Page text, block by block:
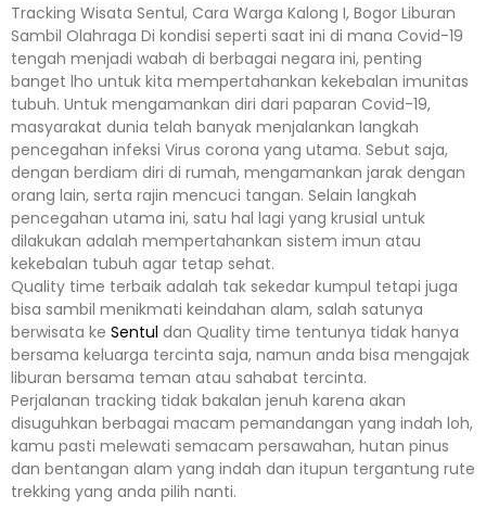
Tracking Wisata Sentul, Cara Warga Kalong I, Bogor Liburan
Sambil Olahraga Di kondisi seperti saat ini di mana Covid-19
tengah menjadi wabah di berbagai negara ini, penting
banget lho untuk kita mempertahankan kekebalan imunitas
tubuh. Untuk mengamankan diri dari paparan Covid-19,
masyarakat dunia telah banyak menjalankan langkah
pencegahan infeksi Virus corona yang utama. Sebut saja,
dengan berdiam diri di rumah, mengamankan jarak dengan
orang lain, serta rajin mencuci tangan. Selain langkah
pencegahan utama ini, satu hal lagi yang krusial untuk
dilakukan adalah mempertahankan sistem imun atau
kekebalan tubuh agar tetap sehat.
Quality time terbaik adalah tak sekedar kumpul tetapi juga
bisa sambil menikmati keindahan alam, salah satunya
berwisata ke Sentul dan Quality time tentunya tidak hanya
bersama keluarga tercinta saja, namun anda bisa mengajak
liburan bersama teman atau sahabat tercinta.
Perjalanan tracking tidak bakalan jenuh karena akan
disuguhkan berbagai macam pemandangan yang indah loh,
kamu pasti melewati semacam persawahan, hutan pinus
dan bentangan alam yang indah dan itupun tergantung rute
trekking yang anda pilih nanti.